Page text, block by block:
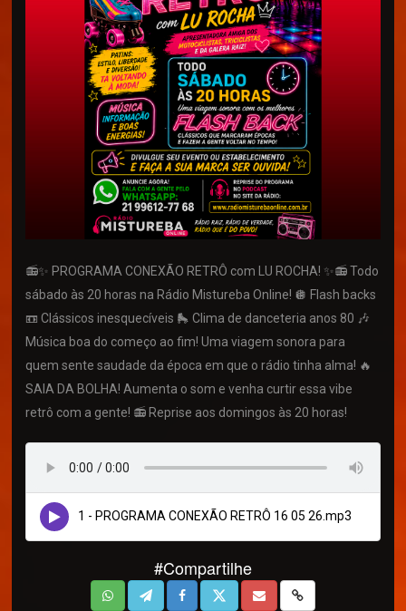
📻✨ PROGRAMA CONEXÃO RETRÔ com LU ROCHA! ✨📻 Todo
sábado às 20 horas na Rádio Mistureba Online! 🪩 Flash backs
📼 Clássicos inesquecíveis 🛼 Clima de danceteria anos 80 🎶
Música boa do começo ao fim! Uma viagem sonora para
quem sente saudade da época em que o rádio tinha alma! 🔥
SAIA DA BOLHA! Aumenta o som e venha curtir essa vibe
retrô com a gente! 📻 Reprise aos domingos às 20 horas!
1 - PROGRAMA CONEXÃO RETRÔ 16 05 26.mp3
#Compartilhe